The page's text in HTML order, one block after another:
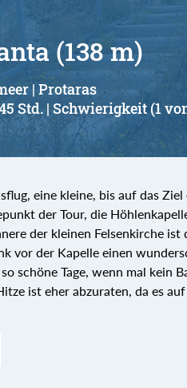
(138 m)
| Protaras
Std. | Schwierigkeit (1
eine kleine, bis auf das
der Tour, die
der kleinen Felsenkirche
vor der Kapelle einen
schöne Tage, wenn mal kein
ist eher abzuraten, da es